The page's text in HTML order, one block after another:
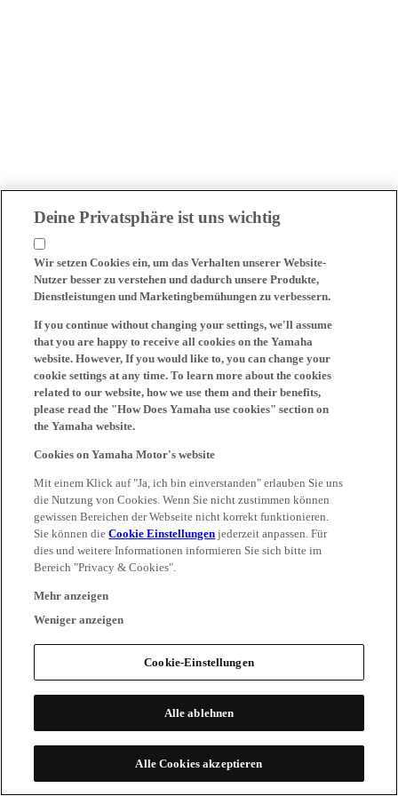
Deine Privatsphäre ist uns wichtig
Wir setzen Cookies ein, um das Verhalten unserer Website-
Nutzer besser zu verstehen und dadurch unsere Produkte,
Dienstleistungen und Marketingbemühungen zu verbessern.
If you continue without changing your settings, we'll assume
that you are happy to receive all cookies on the Yamaha
website. However, If you would like to, you can change your
cookie settings at any time. To learn more about the cookies
related to our website, how we use them and their benefits,
please read the "How Does Yamaha use cookies" section on
the Yamaha website.
Cookies on Yamaha Motor's website
Mit einem Klick auf "Ja, ich bin einverstanden" erlauben Sie uns
die Nutzung von Cookies. Wenn Sie nicht zustimmen können
gewissen Bereichen der Webseite nicht korrekt funktionieren.
Sie können dieCookie Einstellungen jederzeit anpassen. Für
dies und weitere Informationen informieren Sie sich bitte im
Bereich "Privacy & Cookies".
Mehr anzeigen
Weniger anzeigen
Cookie-Einstellungen
Alle ablehnen
Alle Cookies akzeptieren